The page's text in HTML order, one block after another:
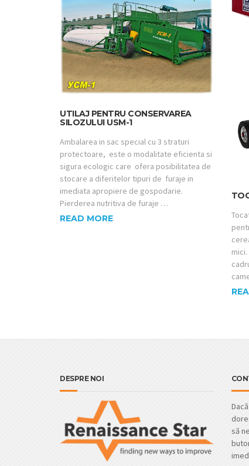
UTILAJ PENTRU CONSERVAREA
SILOZULUI USM-1
Ambalarea in sac special cu 3 straturi
protectoare, este o modalitate eficienta si
sigura ecologic care ofera posibilitatea de
stocare a diferitelor tipuri de furaje in
imediata apropiere de gospodarie.
Pierderea nutritiva de furaje …
READ MORE
DESPRE NOI
să